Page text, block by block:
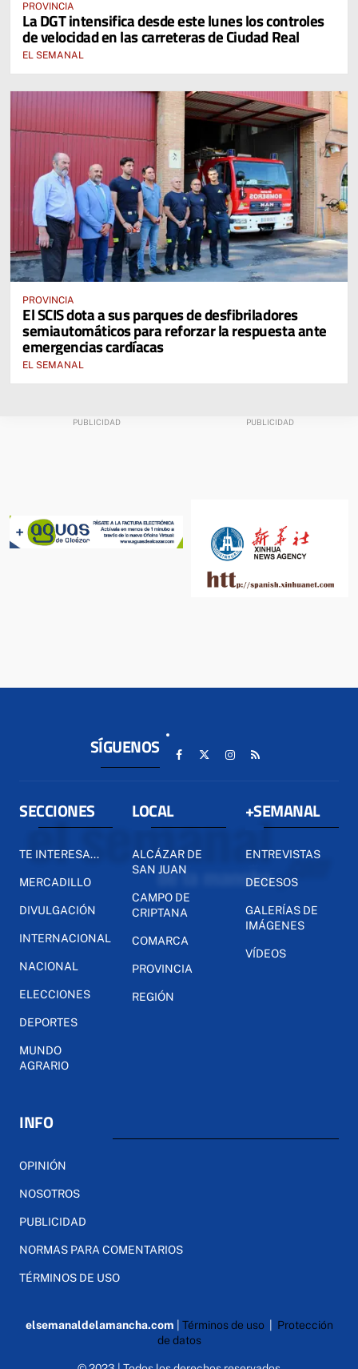
PROVINCIA
La DGT intensifica desde este lunes los controles
de velocidad en las carreteras de Ciudad Real
EL SEMANAL
PROVINCIA
El SCIS dota a sus parques de desfibriladores
semiautomáticos para reforzar la respuesta ante
emergencias cardíacas
EL SEMANAL
SÍGUENOS
SECCIONES
TE INTERESA...
MERCADILLO
DIVULGACIÓN
INTERNACIONAL
NACIONAL
ELECCIONES
DEPORTES
MUNDO
AGRARIO
LOCAL
ALCÁZAR DE
SAN JUAN
CAMPO DE
CRIPTANA
COMARCA
PROVINCIA
REGIÓN
+SEMANAL
ENTREVISTAS
DECESOS
GALERÍAS DE
IMÁGENES
VÍDEOS
INFO
OPINIÓN
NOSOTROS
PUBLICIDAD
NORMAS PARA COMENTARIOS
TÉRMINOS DE USO
elsemanaldelamancha.com Términos de uso| Protección
de datos